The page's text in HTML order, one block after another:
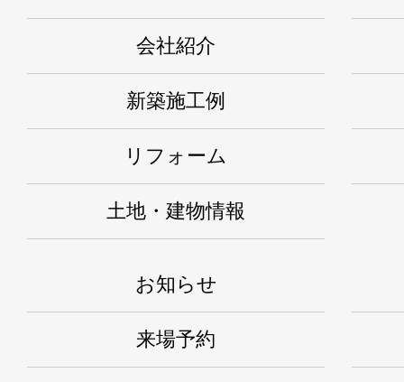
会社紹介
新築施工例
リフォーム
土地・建物情報
お知らせ
来場予約